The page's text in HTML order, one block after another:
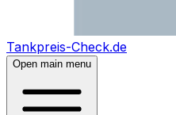
Tankpreis-Check.de
Open main menu